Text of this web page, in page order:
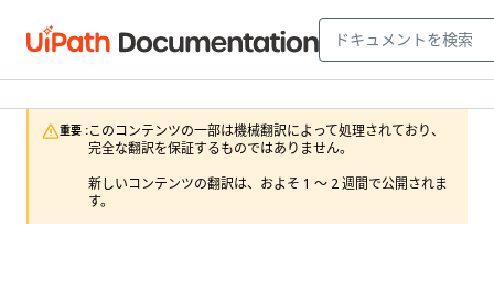
重要 :このコンテンツの一部は機械翻訳によって処理されており、
完全な翻訳を保証するものではありません。
新しいコンテンツの翻訳は、およそ 1 ～ 2 週間で公開されま
す。